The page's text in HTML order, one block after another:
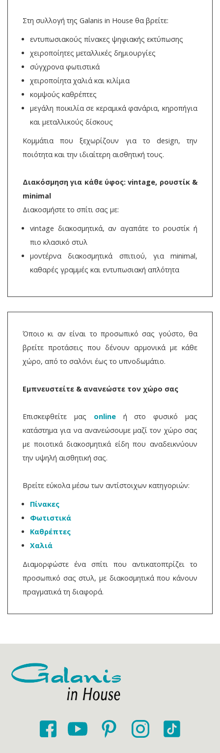
Στη συλλογή της Galanis in House θα βρείτε:
εντυπωσιακούς πίνακες ψηφιακής εκτύπωσης
χειροποίητες μεταλλικές δημιουργίες
σύγχρονα φωτιστικά
χειροποίητα χαλιά και κιλίμια
κομψούς καθρέπτες
μεγάλη ποικιλία σε κεραμικά φανάρια, κηροπήγια
και μεταλλικούς δίσκους
Κομμάτια που ξεχωρίζουν για το design, την
ποιότητα και την ιδιαίτερη αισθητική τους.
Διακόσμηση για κάθε ύφος: vintage, ρουστίκ &
minimal
Διακοσμήστε το σπίτι σας με:
vintage διακοσμητικά, αν αγαπάτε το ρουστίκ ή
πιο κλασικό στυλ
μοντέρνα διακοσμητικά σπιτιού, για minimal,
καθαρές γραμμές και εντυπωσιακή απλότητα
Όποιο κι αν είναι το προσωπικό σας γούστο, θα
βρείτε προτάσεις που δένουν αρμονικά με κάθε
χώρο, από το σαλόνι έως το υπνοδωμάτιο.
Εμπνευστείτε & ανανεώστε τον χώρο σας
Επισκεφθείτε μας onlineή στο φυσικό μας
κατάστημα για να ανανεώσουμε μαζί τον χώρο σας
με ποιοτικά διακοσμητικά είδη που αναδεικνύουν
την υψηλή αισθητική σας.
Βρείτε εύκολα μέσω των αντίστοιχων κατηγοριών:
Πίνακες
Φωτιστικά
Καθρέπτες
Χαλιά
Διαμορφώστε ένα σπίτι που αντικατοπτρίζει το
προσωπικό σας στυλ, με διακοσμητικά που κάνουν
πραγματικά τη διαφορά.